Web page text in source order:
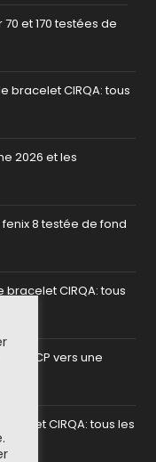
et 170 testées de
bracelet CIRQA: tous
2026 et les
fenix 8 testée de fond
CIRQA: tous
MCP vers une
CIRQA: tous les